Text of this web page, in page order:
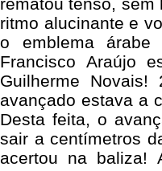
ritmo alucinante e
o emblema
Francisco Araújo
Guilherme
avançado estava a
Desta feita, o
sair a centímetros
acertou na baliza!